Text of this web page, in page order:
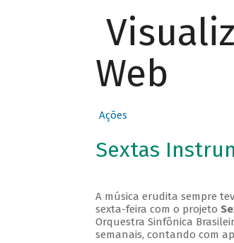
Web
Ações
Sextas
A música erudita sempre
sexta-feira com o projeto
Orquestra Sinfônica
semanais, contando com